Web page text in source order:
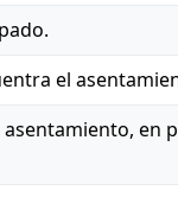
el
en